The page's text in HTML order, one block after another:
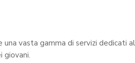
una vasta gamma di servizi dedicati al
giovani.